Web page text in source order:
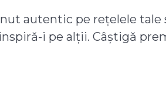
autentic pe rețelele tale
i pe alții. Câștigă